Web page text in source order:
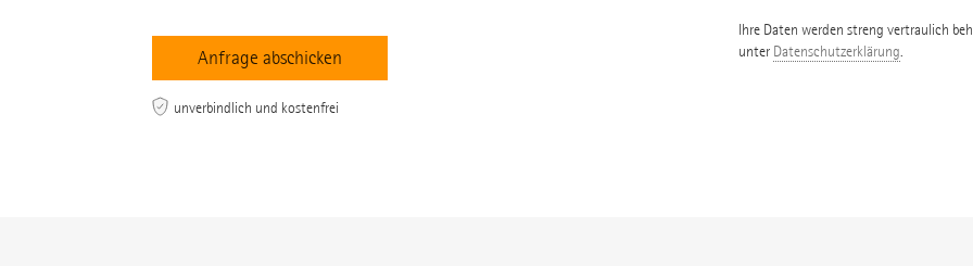
unverbindlich und kostenfrei
Ihre Daten werden streng vertraulich
unter Datenschutzerklärung.